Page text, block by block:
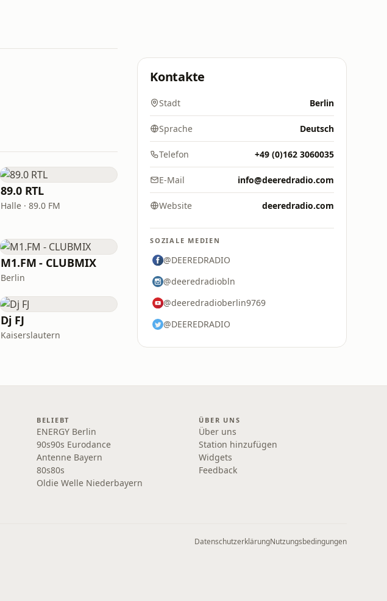
89.0 RTL
Halle · 89.0 FM
M1.FM - CLUBMIX
Berlin
Dj FJ
Kaiserslautern
Kontakte
Stadt Berlin
Sprache Deutsch
Telefon +49 (0)162 3060035
E-Mail info@deeredradio.com
Website deeredradio.com
SOZIALE MEDIEN
@DEEREDRADIO
@deeredradiobln
@deeredradioberlin9769
@DEEREDRADIO
BELIEBT
ENERGY Berlin
90s90s Eurodance
Antenne Bayern
80s80s
Oldie Welle Niederbayern
ÜBER UNS
Über uns
Station hinzufügen
Widgets
Feedback
DatenschutzerklärungNutzungsbedingungen